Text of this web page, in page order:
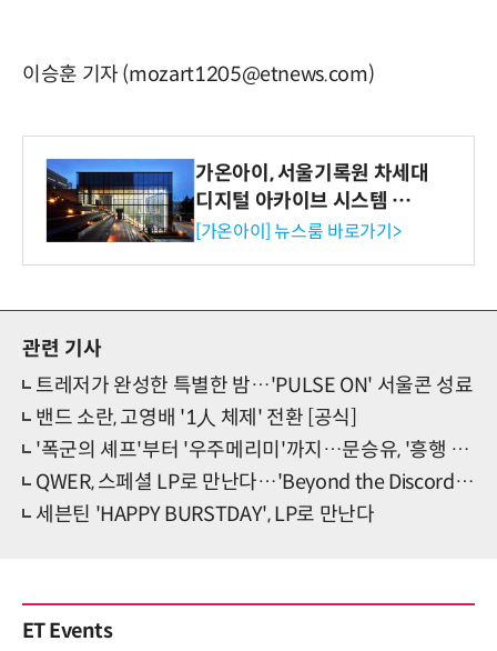
이승훈 기자 (mozart1205@etnews.com)
가온아이, 서울기록원 차세대
디지털 아카이브 시스템 구축
수행
[가온아이] 뉴스룸 바로가기>
관련 기사
트레저가 완성한 특별한 밤…'PULSE ON' 서울콘 성료
밴드 소란, 고영배 '1人 체제' 전환 [공식]
'폭군의 셰프'부터 '우주메리미'까지…문승유, '흥행 아이콘' 면모
QWER, 스페셜 LP로 만난다…'Beyond the Discord' 한정 판매
세븐틴 'HAPPY BURSTDAY', LP로 만난다
ET Events